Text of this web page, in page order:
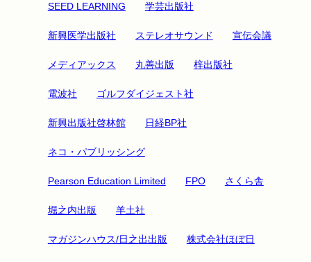
SEED LEARNING 学芸出版社
新興医学出版社 ステレオサウンド 宣伝会議
メディアックス 丸善出版 梓出版社
電波社 ゴルフダイジェスト社
新興出版社啓林館 日経BP社
ネコ・パブリッシング
Pearson Education Limited FPO さくら舎
堀之内出版 羊土社
マガジンハウス/日之出出版 株式会社ほぼ日